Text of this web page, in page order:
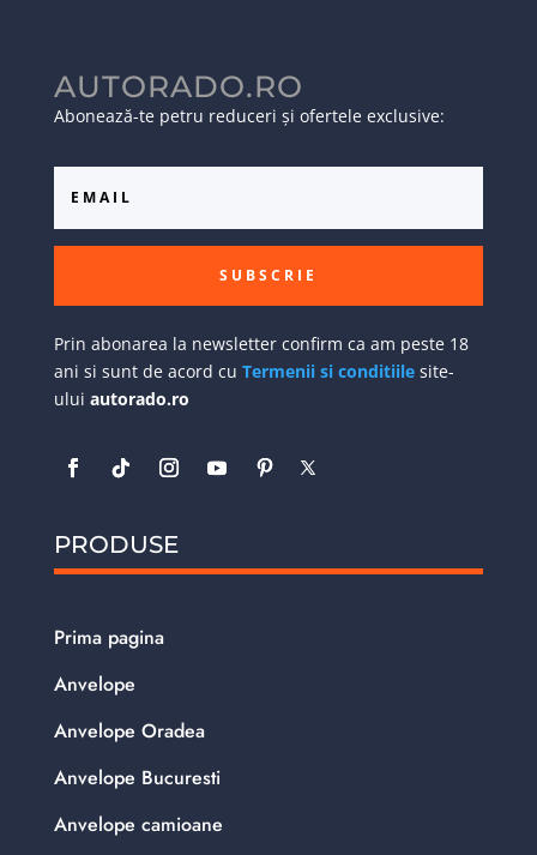
AUTORADO.RO
Abonează-te petru reduceri și ofertele exclusive:
SUBSCRIE
Prin abonarea la newsletter confirm ca am peste 18
ani si sunt de acord cu Termenii si conditiilesite-
ului autorado.ro
PRODUSE
Prima pagina
Anvelope
Anvelope Oradea
Anvelope Bucuresti
Anvelope camioane